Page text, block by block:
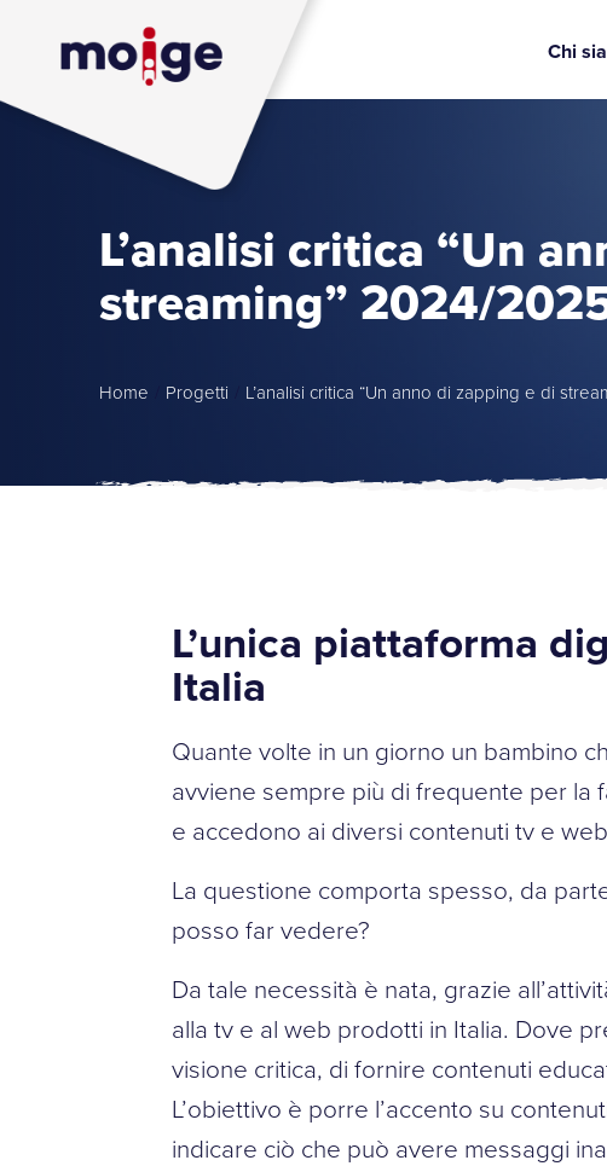
Chi
L’analisi critica “Un
streaming” 2024/
Home Progetti L’analisi critica “Un anno di zapping e di
L’unica piattaforma
Italia
Quante volte in un giorno un bambino
avviene sempre più di frequente per la
e accedono ai diversi contenuti tv e
La questione comporta spesso, da
posso far vedere?
Da tale necessità è nata, grazie
alla tv e al web prodotti in Italia. Dove
visione critica, di fornire contenuti
L’obiettivo è porre l’accento su
indicare ciò che può avere messaggi